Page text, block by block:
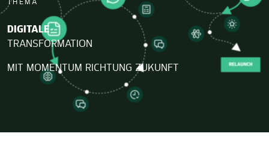
DIGITALE
TRANSFORMATION
MIT MOMENTUM RICHTUNG ZUKUNFT